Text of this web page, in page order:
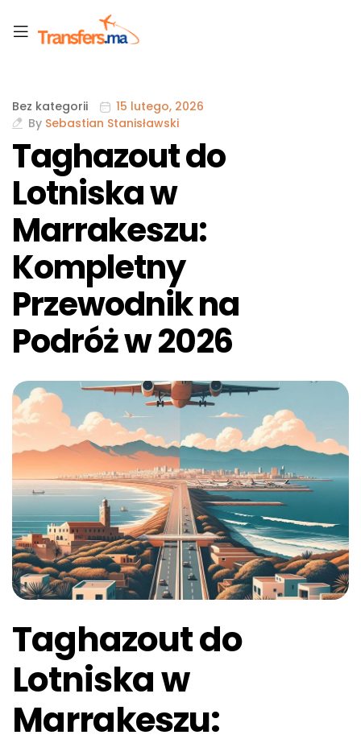
Bez kategorii
15 lutego, 2026
By Sebastian Stanisławski
Taghazout do
Lotniska w
Marrakeszu:
Kompletny
Przewodnik na
Podróż w 2026
Taghazout do
Lotniska w
Marrakeszu: